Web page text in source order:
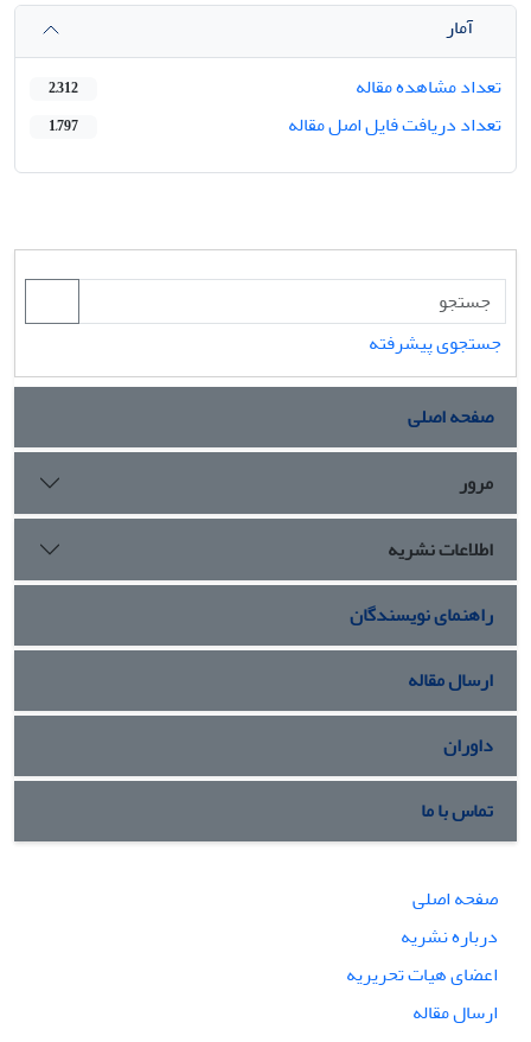
آمار
تعداد مشاهده مقاله
2,312
تعداد دریافت فایل اصل مقاله 1,797
جستجوی پیشرفته
صفحه اصلی
مرور
اطلاعات نشریه
راهنمای نویسندگان
ارسال مقاله
داوران
تماس با ما
صفحه اصلی
درباره نشریه
اعضای هیات تحریریه
ارسال مقاله